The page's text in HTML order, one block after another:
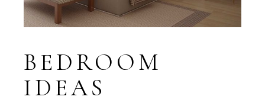
BEDROOM
IDEAS